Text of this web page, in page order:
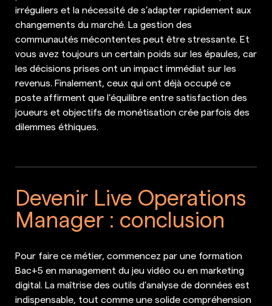
irréguliers et la nécessité de s’adapter rapidement aux
changements du marché. La gestion des
communautés mécontentes peut être stressante. Et
vous avez toujours un certain poids sur les épaules, car
les décisions prises ont un impact immédiat sur les
revenus. Finalement, ceux qui ont déjà occupé ce
poste affirment que l’équilibre entre satisfaction des
joueurs et objectifs de monétisation crée parfois des
dilemmes éthiques.
Devenir Live Operations
Manager : conclusion
Pour faire ce métier, commencez par une formation
Bac+5 en management du jeu vidéo ou en marketing
digital. La maîtrise des outils d’analyse de données est
indispensable, tout comme une solide compréhension